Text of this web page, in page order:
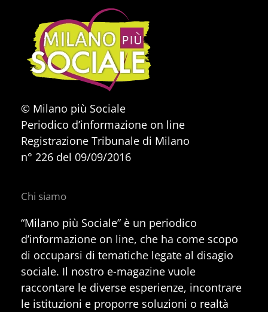
© Milano più Sociale
Periodico d’informazione on line
Registrazione Tribunale di Milano
n° 226 del 09/09/2016
Chi siamo
“Milano più Sociale” è un periodico
d’informazione on line, che ha come scopo
di occuparsi di tematiche legate al disagio
sociale. Il nostro e-magazine vuole
raccontare le diverse esperienze, incontrare
le istituzioni e proporre soluzioni o realtà